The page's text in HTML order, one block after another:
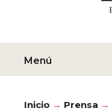
Menú
Inicio Prensa